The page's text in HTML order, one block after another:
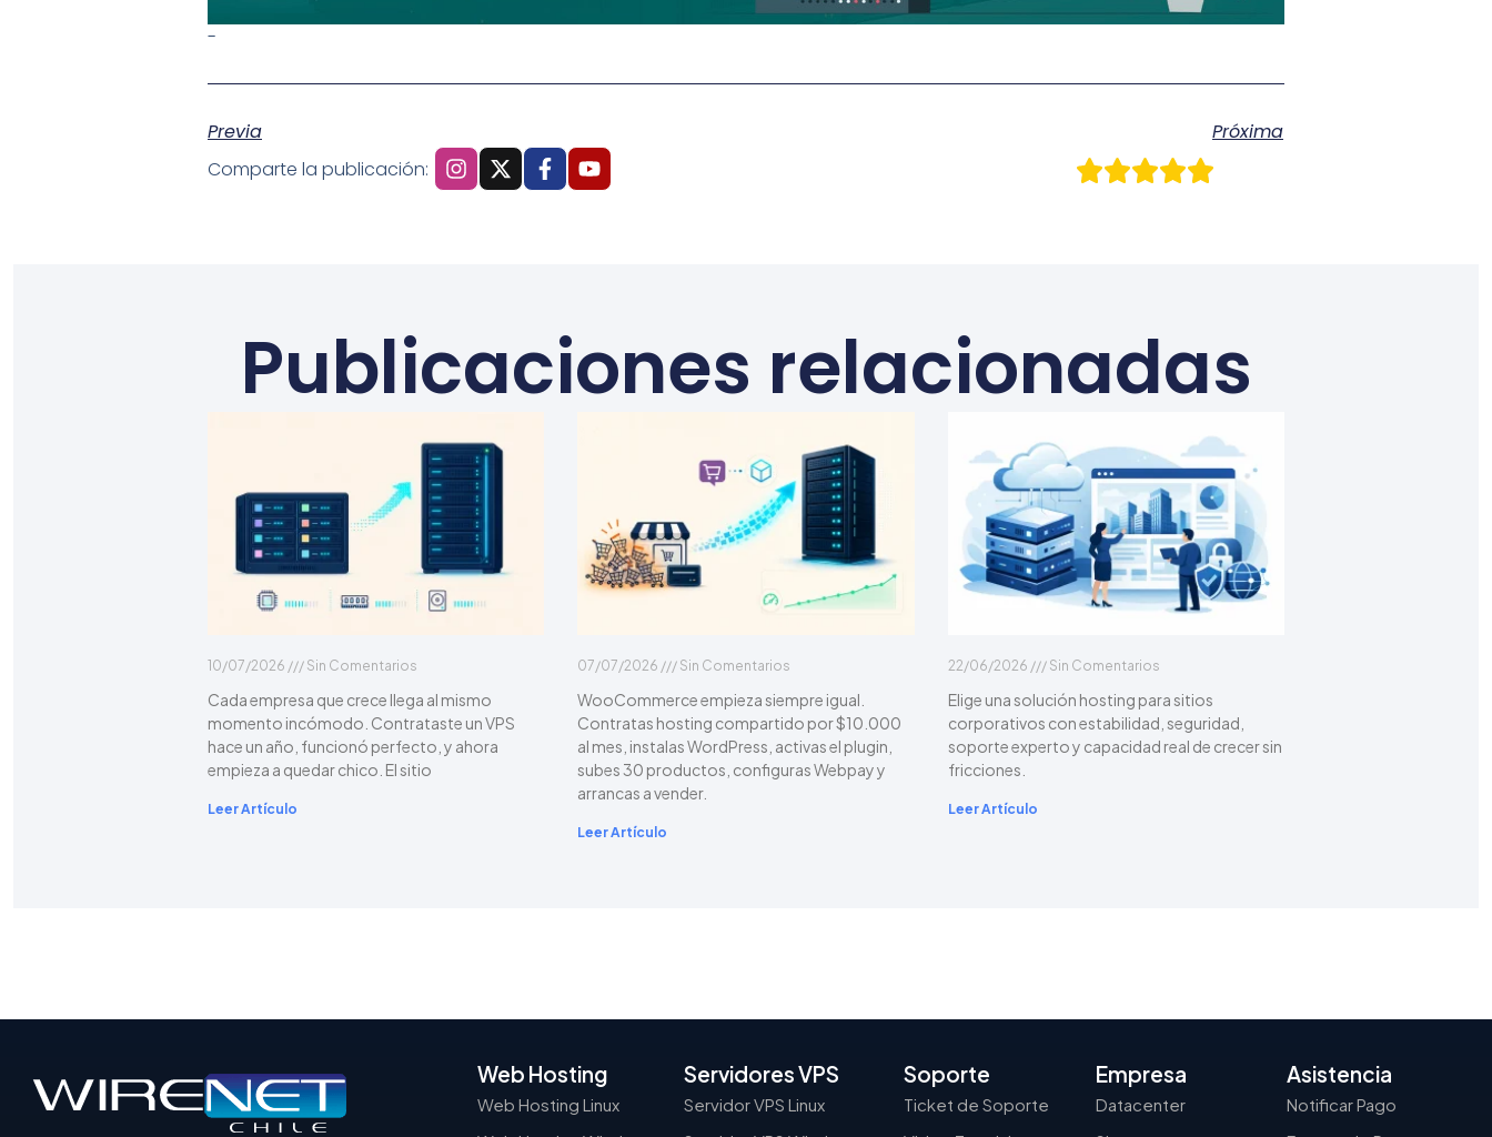
-
Previa
Próxima
Comparte la publicación:
Publicaciones relacionadas
10/07/2026 Sin Comentarios
Cada empresa que crece llega al mismo
momento incómodo. Contrataste un VPS
hace un año, funcionó perfecto, y ahora
empieza a quedar chico. El sitio
Leer Artículo
07/07/2026 Sin Comentarios
WooCommerce empieza siempre igual.
Contratas hosting compartido por $10.000
al mes, instalas WordPress, activas el plugin,
subes 30 productos, configuras Webpay y
arrancas a vender.
Leer Artículo
22/06/2026 Sin Comentarios
Elige una solución hosting para sitios
corporativos con estabilidad, seguridad,
soporte experto y capacidad real de crecer sin
fricciones.
Leer Artículo
Web Hosting
Web Hosting Linux
Servidores VPS
Servidor VPS Linux
Soporte
Ticket de Soporte
Empresa
Datacenter
Asistencia
Notificar Pago